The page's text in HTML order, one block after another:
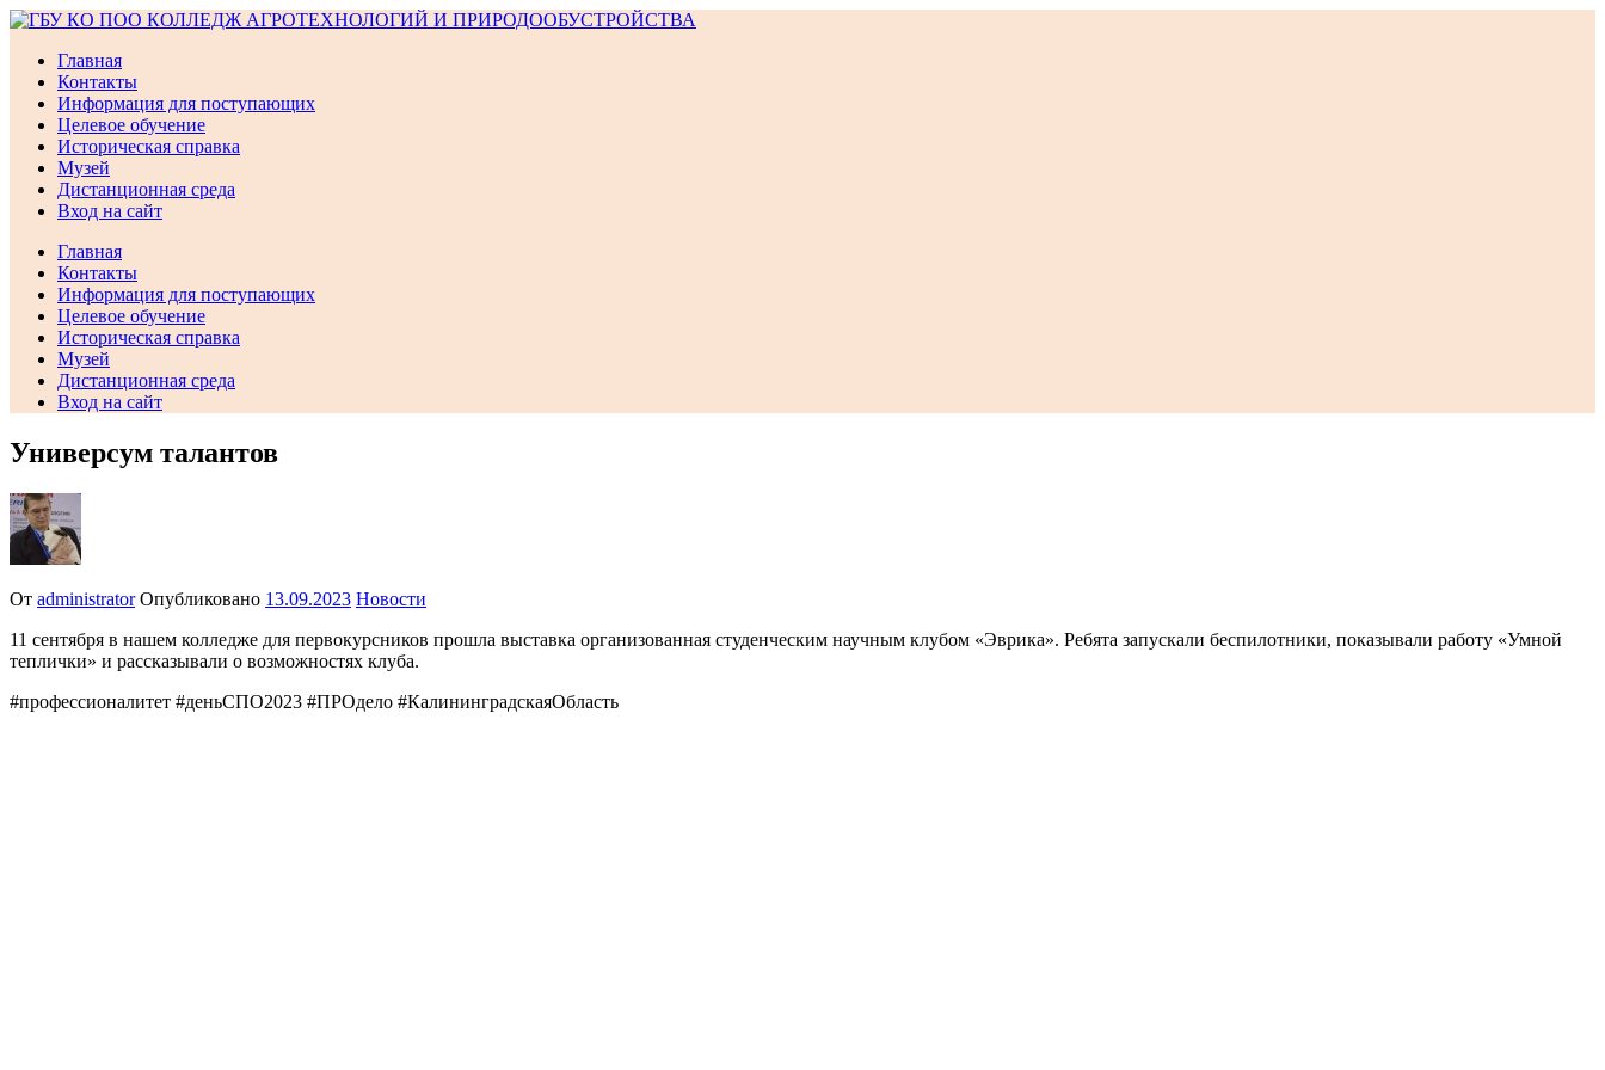
Перейти
содержимому
Главная
Контакты
Информация для поступающих
Целевое обучение
Историческая справка
Музей
Дистанционная среда
Вход на сайт
Главная
Контакты
Информация для поступающих
Целевое обучение
Историческая справка
Музей
Дистанционная среда
Вход на сайт
Универсум талантов
От administrator Опубликовано 13.09.2023 Новости
11 сентября в нашем колледже для первокурсников прошла выставка организованная студенческим научным клубом «Эврика». Ребята запускали беспилотники, показывали работу «Умной
теплички» и рассказывали о возможностях клуба.
#профессионалитет #деньСПО2023 #ПРОдело #КалининградскаяОбласть